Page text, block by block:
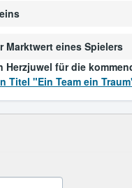
Marktwert eines Spielers
Herzjuwel für die
Titel "Ein Team ein